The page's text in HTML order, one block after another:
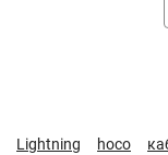
Lightning hoco